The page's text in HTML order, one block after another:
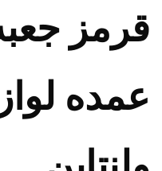
قرمز
عمده